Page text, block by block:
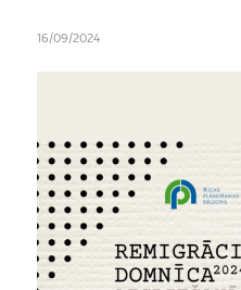
16/09/2024